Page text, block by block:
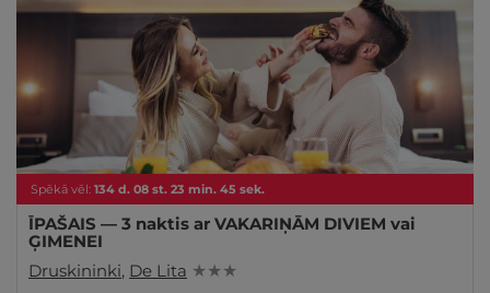
Spēkā vēl: 134 d. 08 st. 23 min. 43 sek.
ĪPAŠAIS — 3 naktis ar VAKARIŅĀM DIVIEM vai
ĢIMENEI
Druskininki, De Lita ★ ★ ★